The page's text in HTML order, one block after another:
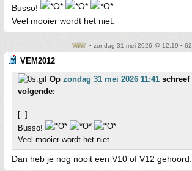
Busso!
Veel mooier wordt het niet.
• zondag 31 mei 2026 @ 12:19 • 62
VEM2012
Op zondag 31 mei 2026 11:41 schreef
volgende:
[..]
Busso!
Veel mooier wordt het niet.
Dan heb je nog nooit een V10 of V12 gehoord.